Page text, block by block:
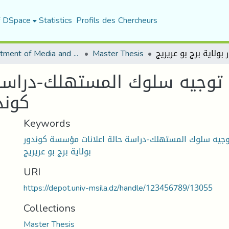
Statistics Profils des Chercheurs
Department of Media and Communication Studies Master Thesis
توجيه سلوك المستهلك-
Keywords
سلوك المستهلك-دراسة حالة اعلانات مؤسسة كوندور
بولاية برج بو عريريج
URI
https://depot.univ-msila.dz/handle/123456789/13055
Collections
Master Thesis